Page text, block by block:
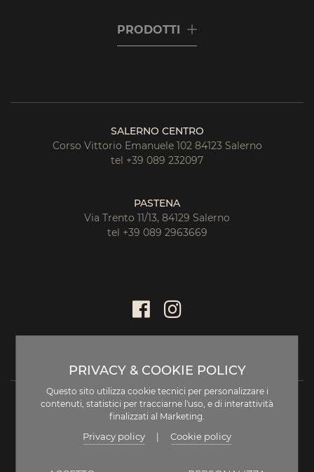
PRODOTTI
SALERNO CENTRO
Corso Vittorio Emanuele 102 84123 Salerno
tel +39 089 232097
PASTENA
Via Trento 11/13, 84129 Salerno
tel +39 089 2963669
PRIVACY & COOKIE POLICY
Questo sito utilizza cookie tecnici per personalizzare i
contenuti, statistici per tracciarne l'uso, e di interattività
finalizzati al Marketing.
Privacy policy Cookie policy